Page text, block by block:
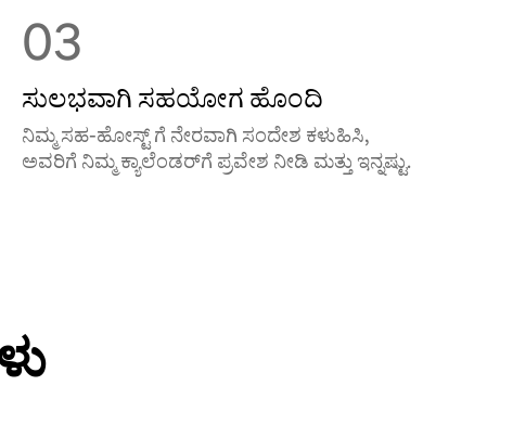
03
ಸುಲಭವಾಗಿ ಸಹಯೋಗ ಹೊಂದಿ
ನಿಮ್ಮ ಸಹ-ಹೋಸ್ಟ್ ‌ಗೆ ನೇರವಾಗಿ ಸಂದೇಶ ಕಳುಹಿಸಿ,
ಅವರಿಗೆ ನಿಮ್ಮ ಕ್ಯಾಲೆಂಡರ್‌‌ಗೆ ಪ್ರವೇಶ ನೀಡಿ ಮತ್ತು ಇನ್ನಷ್ಟು.